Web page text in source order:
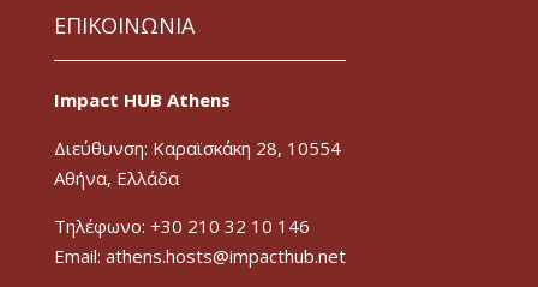
ΕΠΙΚΟΙΝΩΝΙΑ
Impact HUB Athens
Διεύθυνση: Καραϊσκάκη 28, 10554
Αθήνα, Ελλάδα
Τηλέφωνο: +30 210 32 10 146
Email: athens.hosts@impacthub.net